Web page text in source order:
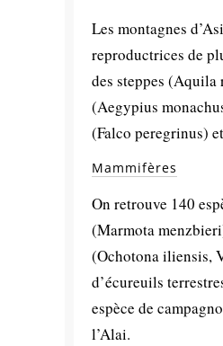
Les montagnes
reproductrices de
des steppes (Aquila
(Aegypius
(Falco peregrinus)
Mammifères
On retrouve 140
(Marmota
(Ochotona iliensis,
d’écureuils
espèce de
l’Alai.